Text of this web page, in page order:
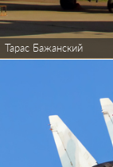
Тарас Бажанский